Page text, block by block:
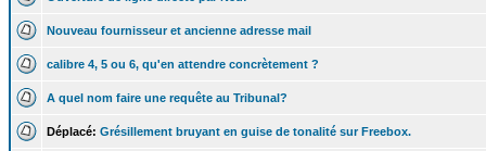
Nouveau fournisseur et ancienne adresse mail
calibre 4, 5 ou 6, qu'en attendre concrètement ?
A quel nom faire une requête au Tribunal?
Déplacé: Grésillement bruyant en guise de tonalité sur Freebox.